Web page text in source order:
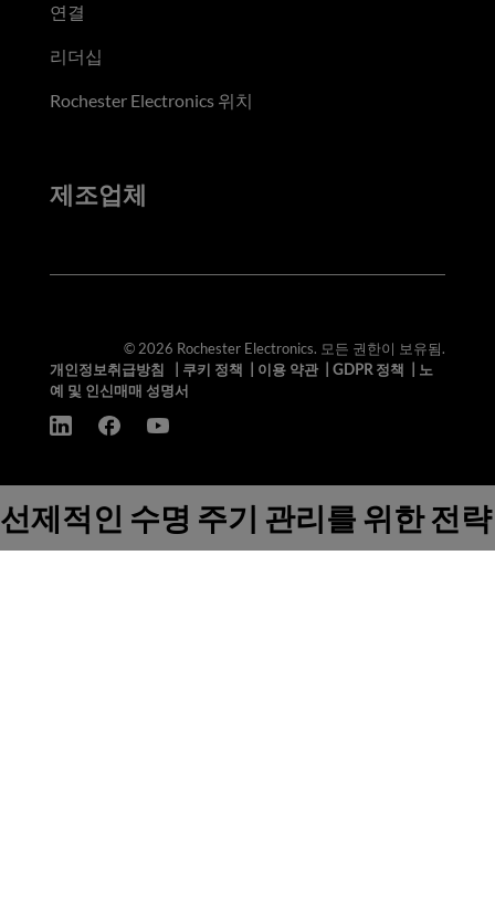
연결
리더십
Rochester Electronics 위치
제조업체
© 2026 Rochester Electronics. 모든 권한이 보유됨.
개인정보취급방침
쿠키 정책 이용 약관| GDPR 정책
노
예 및 인신매매 성명서
선제적인 수명 주기 관리를 위한 전략